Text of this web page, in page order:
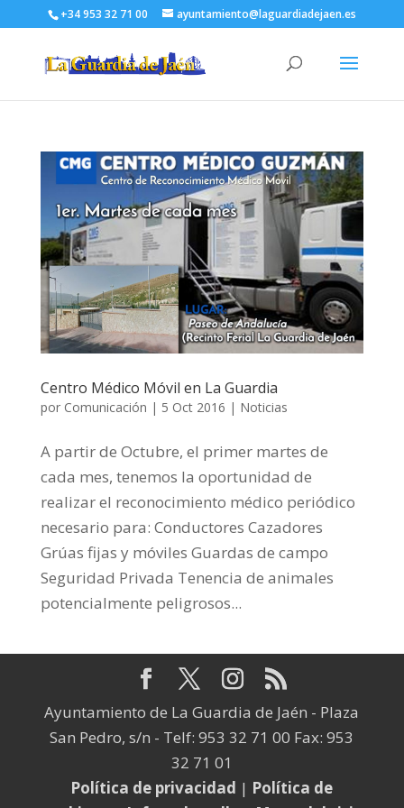
+34 953 32 71 00 ayuntamiento@laguardiadejaen.es
Centro Médico Móvil en La Guardia
por Comunicación | 5 Oct 2016 | Noticias
A partir de Octubre, el primer martes de
cada mes, tenemos la oportunidad de
realizar el reconocimiento médico periódico
necesario para: Conductores Cazadores
Grúas fijas y móviles Guardas de campo
Seguridad Privada Tenencia de animales
potencialmente peligrosos...
Ayuntamiento de La Guardia de Jaén - Plaza
San Pedro, s/n - Telf: 953 32 71 00 Fax: 953
32 71 01
Política de privacidad | Política de